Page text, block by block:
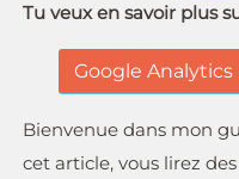
Tu veux en savoir plus
Google
Bienvenue dans mon
cet article, vous lirez